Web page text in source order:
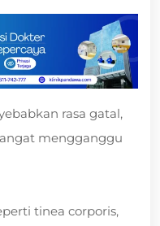
rasa gatal,
mengganggu
tinea corporis,